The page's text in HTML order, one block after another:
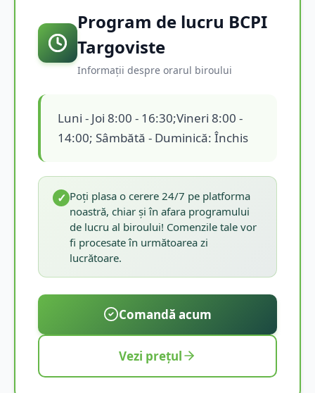
Program de lucru BCPI
Targoviste
Informații despre orarul biroului
Luni - Joi 8:00 - 16:30;Vineri 8:00 -
14:00; Sâmbătă - Duminică: Închis
✓ Poți plasa o cerere 24/7 pe platforma
noastră, chiar și în afara programului
de lucru al biroului! Comenzile tale vor
fi procesate în următoarea zi
lucrătoare.
Comandă acum
Vezi prețul